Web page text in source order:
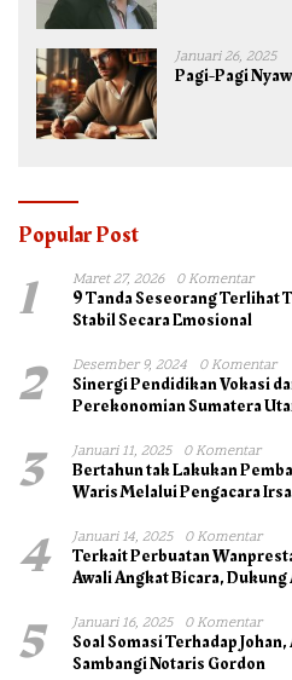
Januari 26, 2025
Pagi-Pagi
Popular Post
1 Maret 27, 2026 0 Komentar
9 Tanda Seseorang Terlihat
Stabil Secara Emosional
2 Desember 9, 2024 0 Komentar
Sinergi Pendidikan Vokasi
Perekonomian Sumatera
3 Januari 11, 2025 0 Komentar
Bertahun tak Lakukan
Waris Melalui Pengacara
4 Januari 14, 2025 0 Komentar
Terkait Perbuatan
Awali Angkat Bicara,
5 Januari 16, 2025 0 Komentar
Soal Somasi Terhadap
Sambangi Notaris Gordon